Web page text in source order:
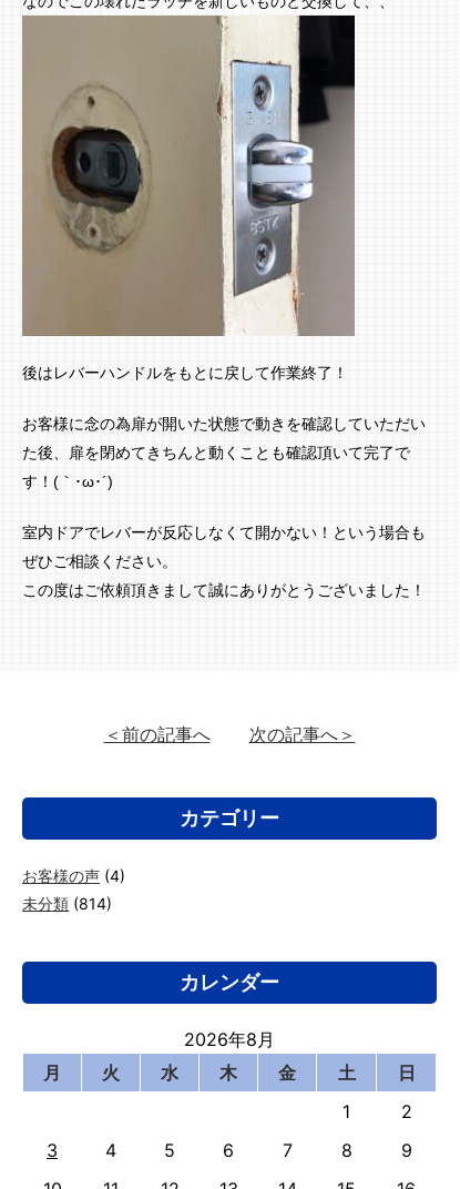
後はレバーハンドルをもとに戻して作業終了！
お客様に念の為扉が開いた状態で動きを確認していただい
た後、扉を閉めてきちんと動くことも確認頂いて完了で
す！(｀･ω･´)ゞ
室内ドアでレバーが反応しなくて開かない！という場合も
ぜひご相談ください。
この度はご依頼頂きまして誠にありがとうございました！
＜前の記事へ 次の記事へ＞
カテゴリー
お客様の声 (4)
未分類 (814)
カレンダー
2026年8月
月
火 水 木 金 土
日
1
2
3
4 5 6 7 8
9